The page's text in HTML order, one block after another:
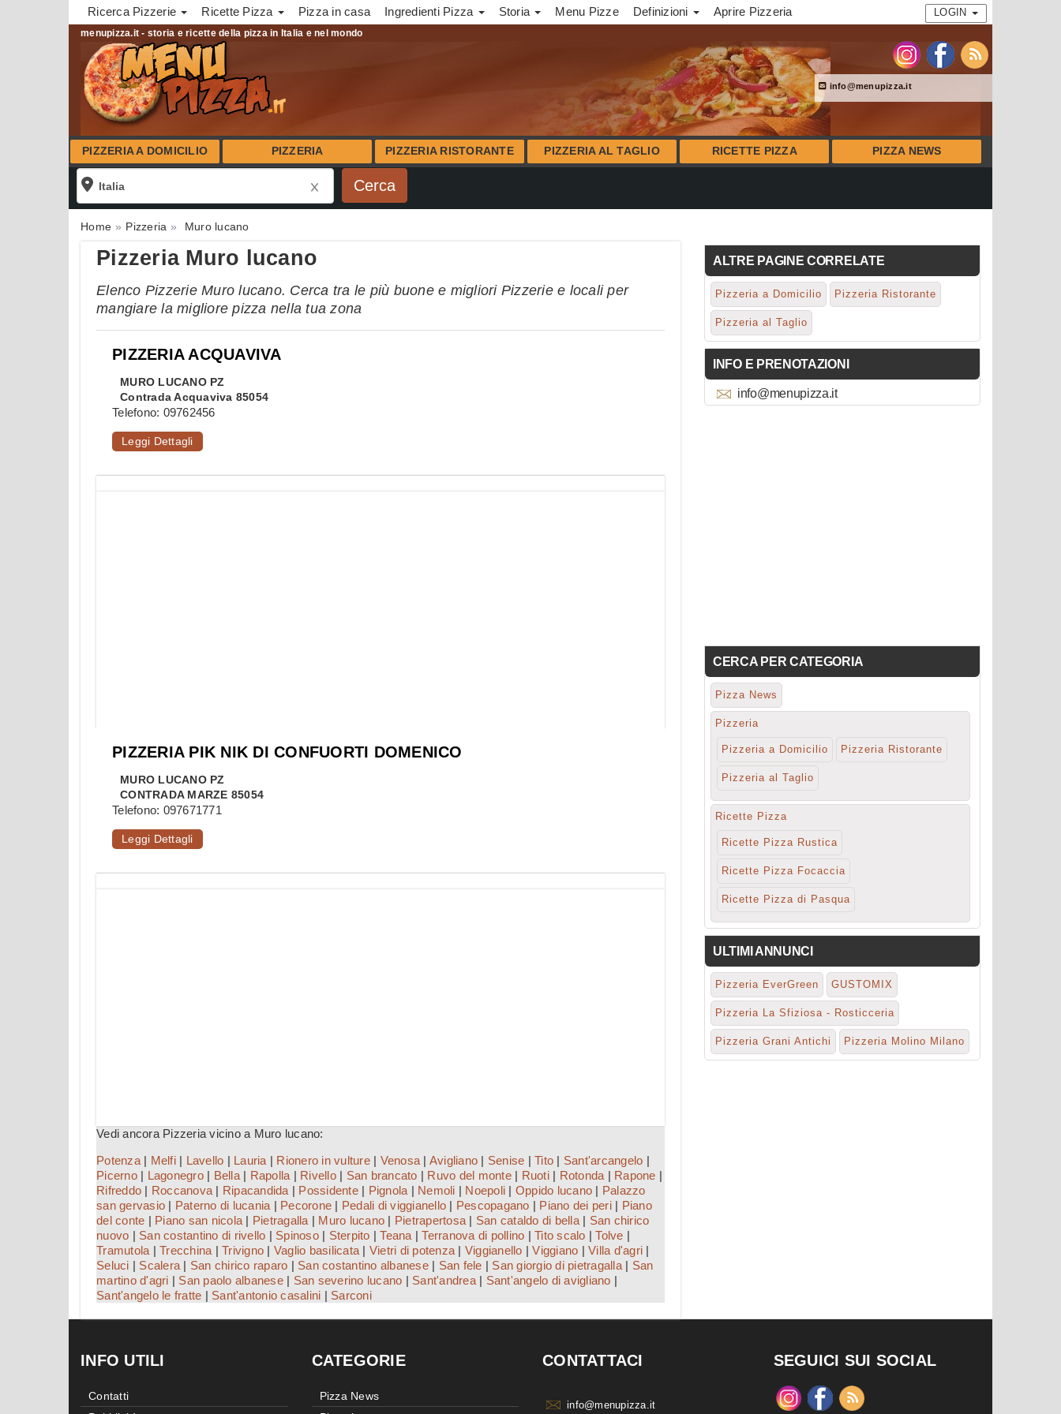
Ricerca Pizzerie Ricette Pizza Pizza in casa Ingredienti Pizza Storia Menu Pizze Definizioni Aprire Pizzeria LOGIN
menupizza.it - storia e ricette della pizza in Italia e nel mondo
info@menupizza.it
PIZZERIA A DOMICILIO PIZZERIA PIZZERIA RISTORANTE PIZZERIA AL TAGLIO RICETTE PIZZA PIZZA NEWS
Home Pizzeria Muro lucano
Pizzeria Muro lucano
Elenco Pizzerie Muro lucano. Cerca tra le più buone e migliori Pizzerie e locali per
mangiare la migliore pizza nella tua zona
PIZZERIA ACQUAVIVA
MURO LUCANO PZ
Contrada Acquaviva 85054
Telefono: 09762456
Leggi Dettagli
PIZZERIA PIK NIK DI CONFUORTI DOMENICO
MURO LUCANO PZ
CONTRADA MARZE 85054
Telefono: 097671771
Leggi Dettagli
Vedi ancora Pizzeria vicino a Muro lucano:
Potenza| Melfi| Lavello | Lauria | Rionero in vulture| Venosa | Avigliano | Senise | Tito | Sant'arcangelo |
Picerno| Lagonegro| Bella| Rapolla | Rivello| San brancato | Ruvo del monte| Ruoti| Rotonda | Rapone |
Rifreddo | Roccanova | Ripacandida | Possidente| Pignola | Nemoli | Noepoli | Oppido lucano | Palazzo
san gervasio | Paterno di lucania | Pecorone | Pedali di viggianello | Pescopagano | Piano dei peri| Piano
del conte | Piano san nicola | Pietragalla | Muro lucano | Pietrapertosa | San cataldo di bella| San chirico
nuovo | San costantino di rivello | Spinoso| Sterpito |Teana |Terranova di pollino | Tito scalo |Tolve |
Tramutola | Trecchina | Trivigno | Vaglio basilicata | Vietri di potenza | Viggianello |Viggiano | Villa d'agri |
Seluci | Scalera | San chirico raparo | San costantino albanese| San fele | San giorgio di pietragalla| San
martino d'agri | San paolo albanese| San severino lucano | Sant'andrea| Sant'angelo di avigliano |
Sant'angelo le fratte | Sant'antonio casalini | Sarconi
ALTRE PAGINE CORRELATE
Pizzeria a Domicilio Pizzeria Ristorante
Pizzeria al Taglio
INFO E PRENOTAZIONI
info@menupizza.it
CERCA PER CATEGORIA
Pizza News
Pizzeria
Pizzeria a Domicilio Pizzeria Ristorante
Pizzeria al Taglio
Ricette Pizza
Ricette Pizza Rustica
Ricette Pizza Focaccia
Ricette Pizza di Pasqua
ULTIMI ANNUNCI
Pizzeria EverGreen GUSTOMIX
Pizzeria La Sfiziosa - Rosticceria
Pizzeria Grani Antichi Pizzeria Molino Milano
INFO UTILI
Contatti
CATEGORIE
Pizza News
CONTATTACI
info@menupizza.it
SEGUICI SUI SOCIAL